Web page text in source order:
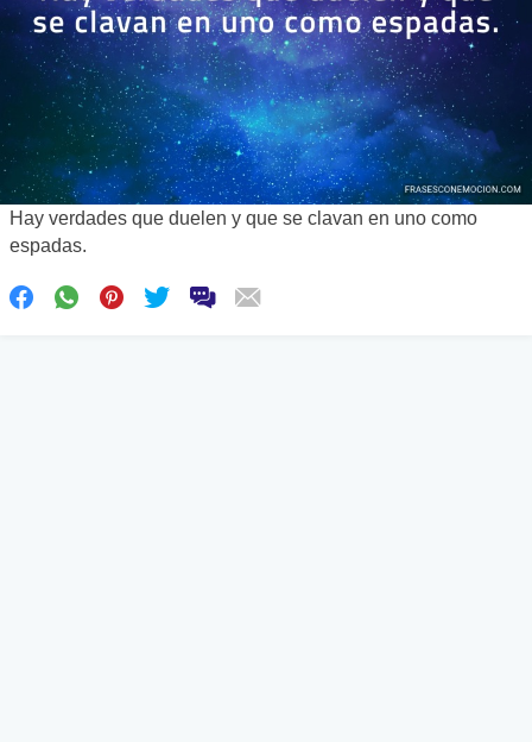
Hay verdades que duelen y que se clavan en uno como
espadas.